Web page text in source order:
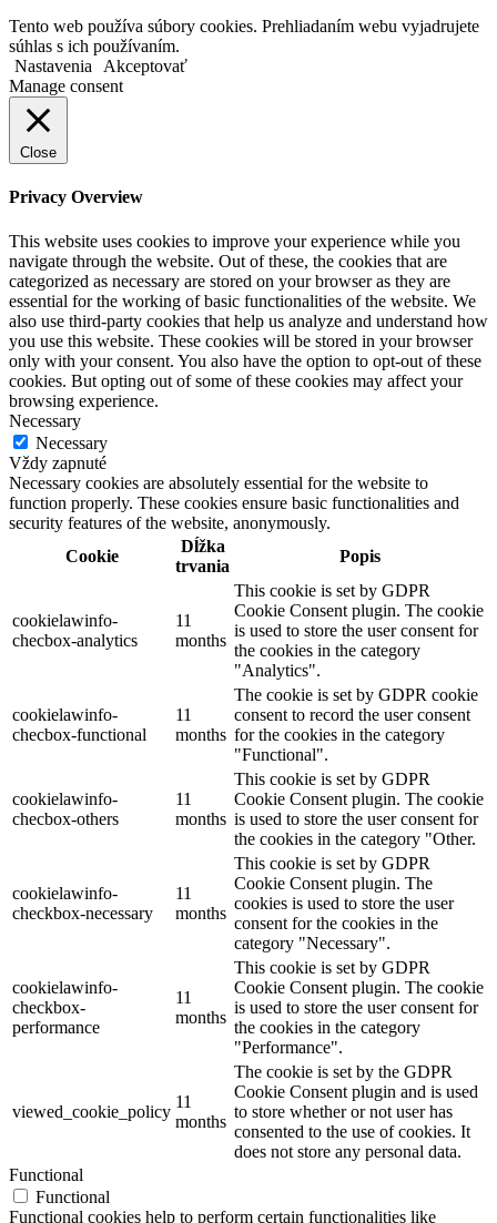
Tento web používa súbory cookies. Prehliadaním webu vyjadrujete
súhlas s ich používaním.
Nastavenia
Akceptovať
Manage consent
Close
Privacy Overview
This website uses cookies to improve your experience while you
navigate through the website. Out of these, the cookies that are
categorized as necessary are stored on your browser as they are
essential for the working of basic functionalities of the website. We
also use third-party cookies that help us analyze and understand how
you use this website. These cookies will be stored in your browser
only with your consent. You also have the option to opt-out of these
cookies. But opting out of some of these cookies may affect your
browsing experience.
Necessary
Necessary
Vždy zapnuté
Necessary cookies are absolutely essential for the website to
function properly. These cookies ensure basic functionalities and
security features of the website, anonymously.
Cookie
Dĺžka
trvania
Popis
cookielawinfo-
checbox-analytics
11
months
This cookie is set by GDPR
Cookie Consent plugin. The cookie
is used to store the user consent for
the cookies in the category
"Analytics".
cookielawinfo-
checbox-functional
11
months
The cookie is set by GDPR cookie
consent to record the user consent
for the cookies in the category
"Functional".
cookielawinfo-
checbox-others
11
months
This cookie is set by GDPR
Cookie Consent plugin. The cookie
is used to store the user consent for
the cookies in the category "Other.
cookielawinfo-
checkbox-necessary
11
months
This cookie is set by GDPR
Cookie Consent plugin. The
cookies is used to store the user
consent for the cookies in the
category "Necessary".
cookielawinfo-
checkbox-
performance
11
months
This cookie is set by GDPR
Cookie Consent plugin. The cookie
is used to store the user consent for
the cookies in the category
"Performance".
viewed_cookie_policy
11
months
The cookie is set by the GDPR
Cookie Consent plugin and is used
to store whether or not user has
consented to the use of cookies. It
does not store any personal data.
Functional
Functional
Functional cookies help to perform certain functionalities like